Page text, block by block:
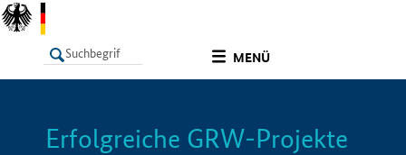
MENÜ
LISTE Info
Erfolgreiche GRW-Projekte